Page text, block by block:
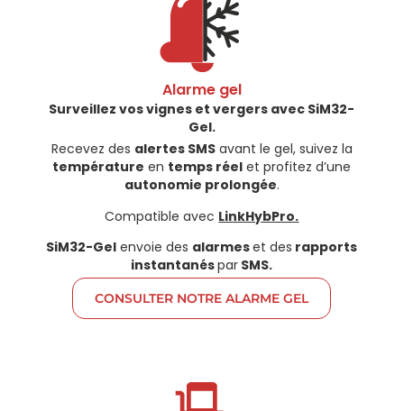
Alarme gel​
Surveillezvos vignes et vergers avec SiM32-
Gel.
Recevez des alertes SMSavant le gel, suivez la
température en temps réel et profitez d’une
autonomie prolongée.
Compatible avec LinkHybPro.
SiM32-Gel envoie des alarmeset des rapports
instantanéspar SMS.
CONSULTER NOTRE ALARME GEL